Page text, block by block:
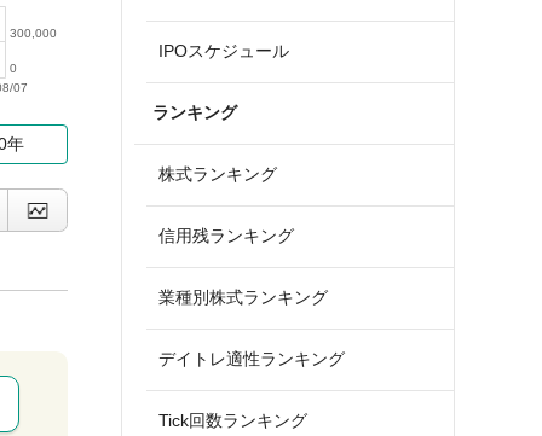
07
0
300,000
年
IPOスケジュール
ランキング
株式ランキング
信用残ランキング
業種別株式ランキング
デイトレ適性ランキング
Tick回数ランキング